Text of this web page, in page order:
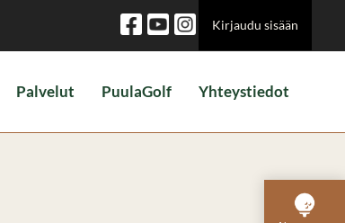
Kirjaudu sisään
Palvelut PuulaGolf Yhteystiedot